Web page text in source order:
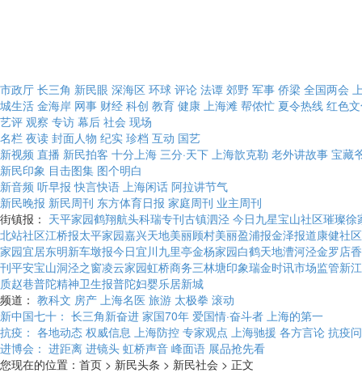
市政厅 长三角 新民眼 深海区 环球 评论 法谭 郊野 军事 侨梁 全国两会
城生活 金海岸 网事 财经 科创 教育 健康 上海滩 帮侬忙 夏令热线 红色
艺评 观察 专访 幕后 社会 现场
名栏 夜读 封面人物 纪实 珍档 互动 国艺
新视频 直播 新民拍客 十分上海 三分·天下 上海歆克勒 老外讲故事 宝藏
新民印象 目击图集 图个明白
新音频 听早报 快言快语 上海闲话 阿拉讲节气
新民晚报 新民周刊 东方体育日报 家庭周刊 业主周刊
街镇报： 天平家园鹤翔航头科瑞专刊古镇泗泾 今日九星宝山社区璀璨徐
北站社区江桥报太平家园嘉兴天地美丽顾村美丽盈浦报金泽报道康健社区
家园宜居东明新车墩报今日宜川九里亭金杨家园白鹤天地漕河泾金罗店
刊平安宝山洞泾之窗凌云家园虹桥商务三林塘印象瑞金时讯市场监管新
质赵巷普陀精神卫生报普陀妇婴乐居新城
频道： 教科文 房产 上海名医 旅游 太极拳 滚动
新中国七十： 长三角新奋进 家国70年 爱国情·奋斗者 上海的第一
抗疫： 各地动态 权威信息 上海防控 专家观点 上海驰援 各方言论 抗疫
进博会： 进距离 进镜头 虹桥声音 峰面语 展品抢先看
您现在的位置：首页 > 新民头条 > 新民社会 > 正文